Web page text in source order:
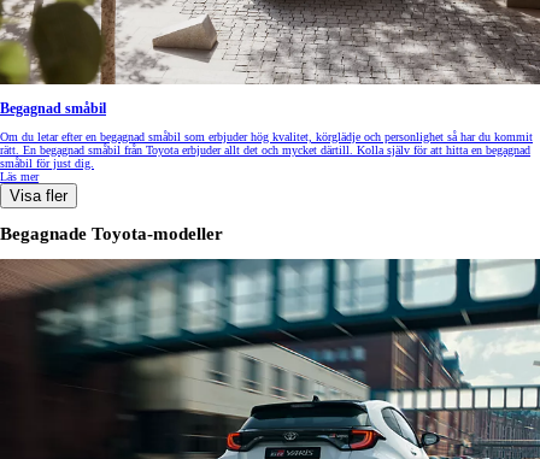
Begagnad småbil
Om du letar efter en begagnad småbil som erbjuder hög kvalitet, körglädje och personlighet så har du kommit
rätt. En begagnad småbil från Toyota erbjuder allt det och mycket därtill. Kolla själv för att hitta en begagnad
småbil för just dig.
Läs mer
Visa fler
Begagnade Toyota-modeller